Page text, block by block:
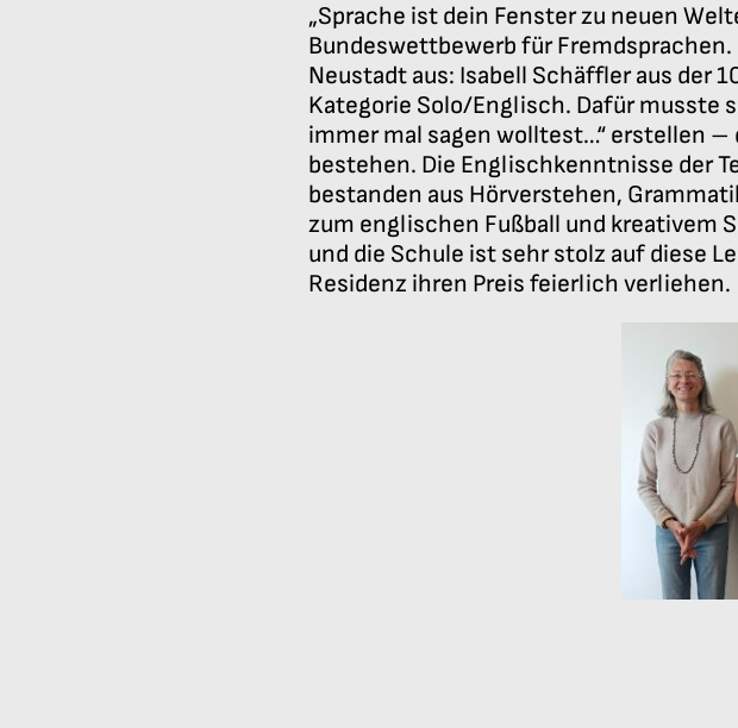
„Sprache ist dein Fenster zu neuen
Bundeswettbewerb für
Neustadt aus: Isabell Schäffler aus der
Kategorie Solo/Englisch. Dafür musste
immer mal sagen wolltest…“ erstellen
bestehen. Die Englischkenntnisse der
bestanden aus Hörverstehen,
zum englischen Fußball und kreativem
und die Schule ist sehr stolz auf diese
Residenz ihren Preis feierlich verliehen.